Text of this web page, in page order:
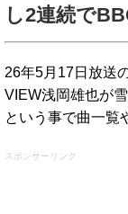
し2連続で
26年5月17日放送
VIEW浅岡雄也が
という事で曲一覧
スポンサーリンク